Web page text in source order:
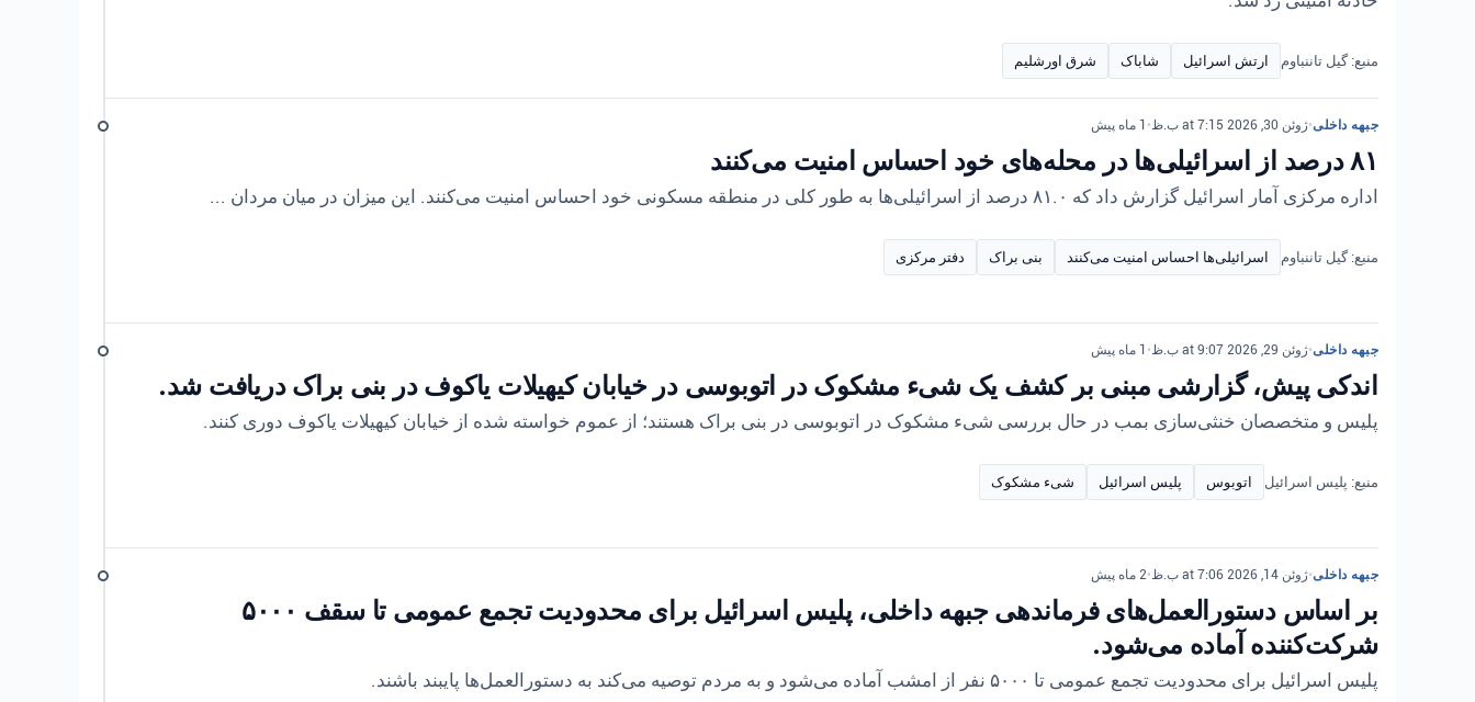
منبع: گیل تاننباوم ارتش اسرائیل شاباک شرق اورشلیم
جبهه داخلی•ژوئن 30, 2026 at 7:15 ب.ظ • 1 ماه پیش
۸۱ درصد از اسرائیلی‌ها در محله‌های خود احساس امنیت می‌کنند
اداره مرکزی آمار اسرائیل گزارش داد که ۸۱.۰ درصد از اسرائیلی‌ها به طور کلی در منطقه مسکونی خود احساس امنیت می‌کنند. این میزان در میان مردان ...
منبع: گیل تاننباوم اسرائیلی‌ها احساس امنیت می‌کنند بنی براک دفتر مرکزی
جبهه داخلی•ژوئن 29, 2026 at 9:07 ب.ظ • 1 ماه پیش
اندکی پیش، گزارشی مبنی بر کشف یک شیء مشکوک در اتوبوسی در خیابان کیهیلات یاکوف در بنی براک دریافت شد.
پلیس و متخصصان خنثی‌سازی بمب در حال بررسی شیء مشکوک در اتوبوسی در بنی براک هستند؛ از عموم خواسته شده از خیابان کیهیلات یاکوف دوری کنند.
منبع: پلیس اسرائیل اتوبوس پلیس اسرائیل شیء مشکوک
جبهه داخلی•ژوئن 14, 2026 at 7:06 ب.ظ •2 ماه پیش
بر اساس دستورالعمل‌های فرماندهی جبهه داخلی، پلیس اسرائیل برای محدودیت تجمع عمومی تا سقف ۵۰۰۰
شرکت‌کننده آماده می‌شود.
پلیس اسرائیل برای محدودیت تجمع عمومی تا ۵۰۰۰ نفر از امشب آماده می‌شود و به مردم توصیه می‌کند به دستورالعمل‌ها پایبند باشند.